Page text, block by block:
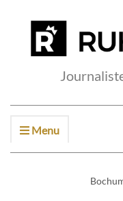
Menu